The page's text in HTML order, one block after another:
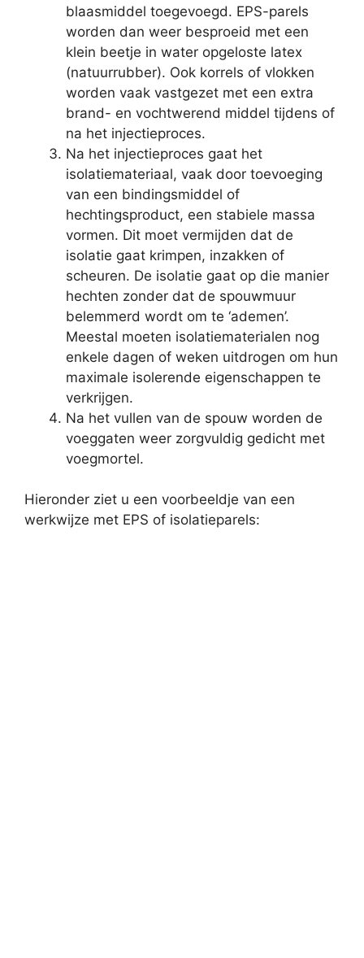
blaasmiddel toegevoegd. EPS-parels
worden dan weer besproeid met een
klein beetje in water opgeloste latex
(natuurrubber). Ook korrels of vlokken
worden vaak vastgezet met een extra
brand- en vochtwerend middel tijdens of
na het injectieproces.
Na het injectieproces gaat het
isolatiemateriaal, vaak door toevoeging
van een bindingsmiddel of
hechtingsproduct, een stabiele massa
vormen. Dit moet vermijden dat de
isolatie gaat krimpen, inzakken of
scheuren. De isolatie gaat op die manier
hechten zonder dat de spouwmuur
belemmerd wordt om te ‘ademen’.
Meestal moeten isolatiematerialen nog
enkele dagen of weken uitdrogen om hun
maximale isolerende eigenschappen te
verkrijgen.
Na het vullen van de spouw worden de
voeggaten weer zorgvuldig gedicht met
voegmortel.
Hieronder ziet u een voorbeeldje van een
werkwijze met EPS of isolatieparels: